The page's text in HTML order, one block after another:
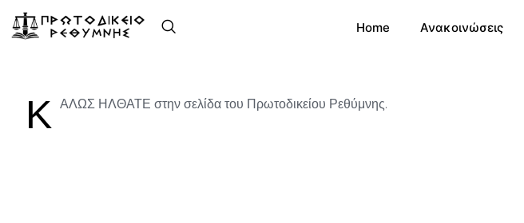
Home Ανακοινώσεις
Κ ΑΛΩΣ ΗΛΘΑΤΕ στην σελίδα του Πρωτοδικείου Ρεθύμνης.